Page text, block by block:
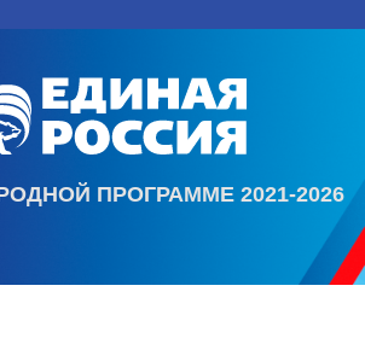
ПРОГРАММЕ 2021-2026